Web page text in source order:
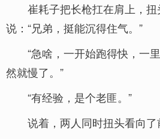
崔耗子把长枪扛在肩上，
说：“兄弟，挺能沉得住气。”
“急啥，一开始跑得快，一
然就慢了。”
“有经验，是个老匪。”
说着，两人同时扭头看向了